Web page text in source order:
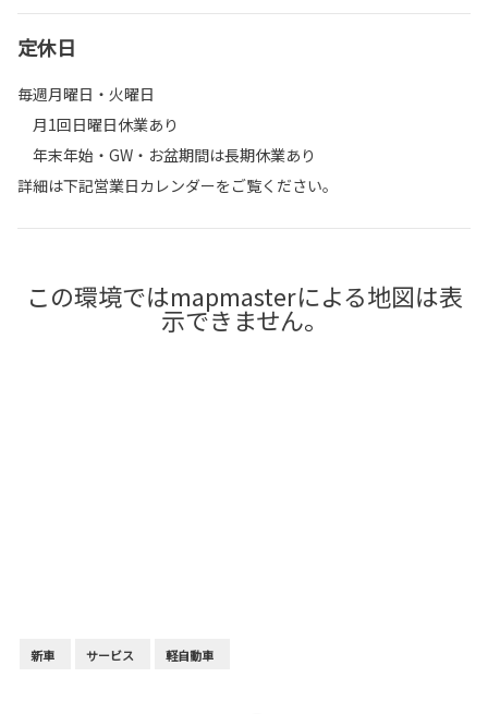
定休日
毎週月曜日・火曜日
月1回日曜日休業あり
年末年始・GW・お盆期間は長期休業あり
詳細は下記営業日カレンダーをご覧ください。
新車 サービス 軽自動車
この環境ではmapmasterによる地図は表
示できません。